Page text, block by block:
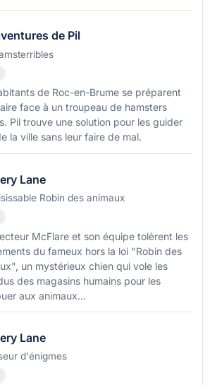
de Pil
de Roc-en-Brume se préparent
face à un troupeau de hamsters
Pil trouve une solution pour les guider
la ville sans leur faire de mal.
Lane
Robin des animaux
McFlare et son équipe tolèrent les
du fameux hors la loi "Robin des
un mystérieux chien qui vole les
des magasins humains pour les
aux animaux…
Lane
d'énigmes